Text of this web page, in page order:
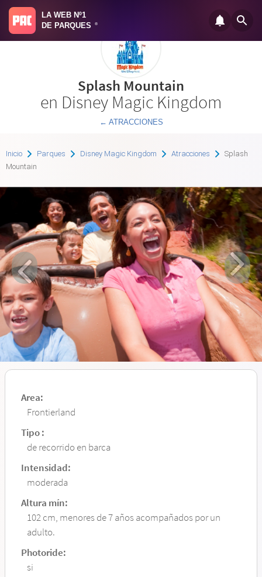
LA WEB Nº1
DE PARQUES
®
Splash Mountain
en Disney Magic Kingdom
← ATRACCIONES
Inicio Parques Disney Magic Kingdom Atracciones
Splash
Mountain
Area:
Frontierland
Tipo :
de recorrido en barca
Intensidad:
moderada
Altura mín:
102 cm, menores de 7 años acompañados por un
adulto.
Photoride:
si